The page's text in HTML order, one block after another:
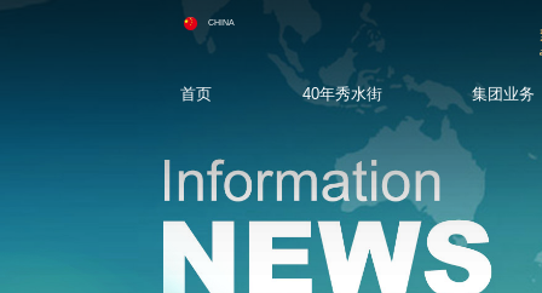
CHINA
首页 40年秀水街 集团业务
品牌故事
秀水街商业
新闻动态
选商手册
人才理念